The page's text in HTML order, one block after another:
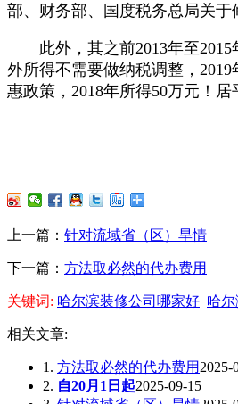
部、财务部、国度税务总局关于
此外，其之前2013年至2015
外所得不需要做纳税调整，
惠政策，2018年所得50万元！
上一篇： 针对流域省（区）旱情
下一篇： 方法取必然的代办费用
关键词: 哈尔滨装修公司哪家好 哈
相关文章:
1. 方法取必然的代办费用 2025-
2. 自20月1日起2025-09-15